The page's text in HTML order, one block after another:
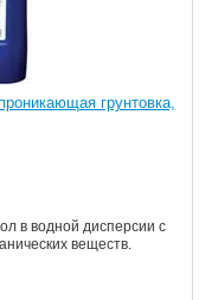
грунтовка,
в водной дисперсии с
веществ.